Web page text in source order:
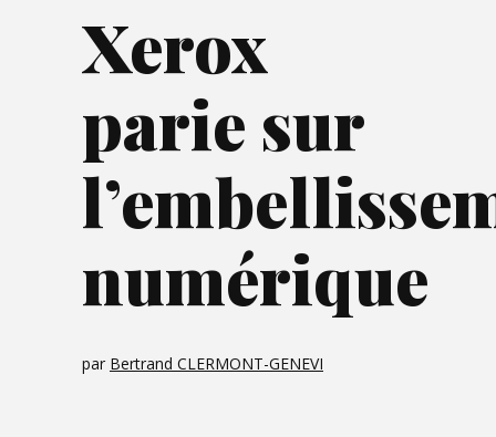
Xerox
parie sur
numérique
par Bertrand CLERMONT-GENEVI